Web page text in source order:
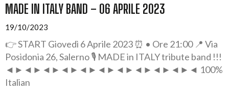
MADE IN ITALY BAND – 06 APRILE 2023
19/10/2023
👉 START Giovedì 6 Aprile 2023 ⏰ • Ore 21:00 📍 Via
Posidonia 26, Salerno 🎙️ MADE in ITALY tribute band !!!
◄►◄►◄►◄►◄►◄►◄►◄►◄►◄►◄ 100%
Italian